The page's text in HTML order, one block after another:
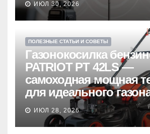
ИЮЛ 30, 2026
ПОЛЕЗНЫЕ СТАТЬИ И СОВЕТЫ
Газонокосилка
PATRIOT PT 42LS —
самоходная мощная
для идеального
ИЮЛ 28, 2026